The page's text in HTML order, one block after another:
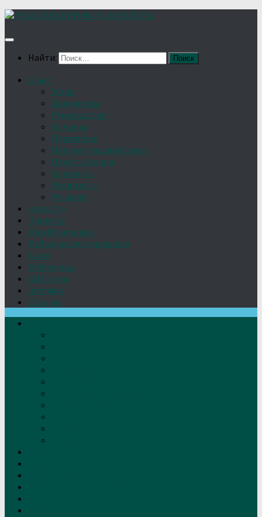
Найти:
О нас
Устав
Документы
Руководство
Команда
Правление
Попечительский совет
Отчёты фонда
Контакты
Реквизиты
Решение
Новости
Проекты
Дом Игумновых
Лебедянские художники
Фото
Лебедянцы
СМИ о нас
Земляки
Отзывы